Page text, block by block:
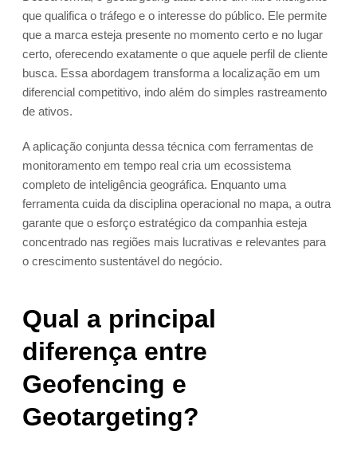
que qualifica o tráfego e o interesse do público. Ele permite
que a marca esteja presente no momento certo e no lugar
certo, oferecendo exatamente o que aquele perfil de cliente
busca. Essa abordagem transforma a localização em um
diferencial competitivo, indo além do simples rastreamento
de ativos.
A aplicação conjunta dessa técnica com ferramentas de
monitoramento em tempo real cria um ecossistema
completo de inteligência geográfica. Enquanto uma
ferramenta cuida da disciplina operacional no mapa, a outra
garante que o esforço estratégico da companhia esteja
concentrado nas regiões mais lucrativas e relevantes para
o crescimento sustentável do negócio.
Qual a principal
diferença entre
Geofencing e
Geotargeting?